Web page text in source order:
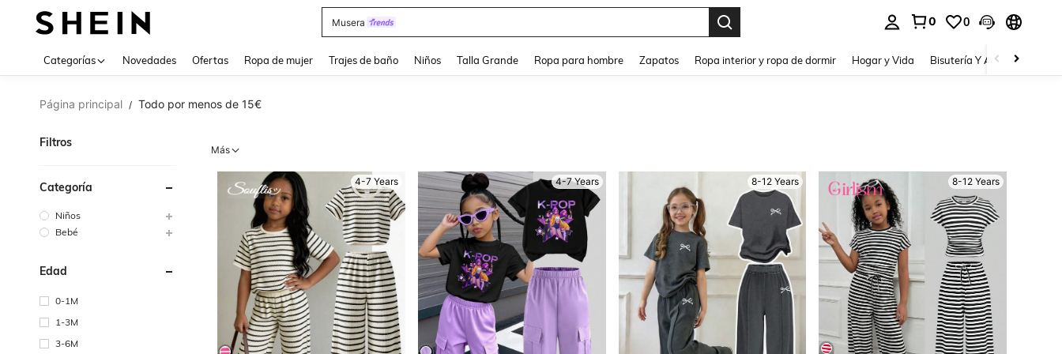
Vestidos Elegantes Para Fiesta De Gala 0 0
Categorías Novedades Ofertas Ropa de mujer Trajes de baño Niños Talla Grande Ropa para hombre Zapatos Ropa interior y ropa de dormir Hogar y Vida Bisutería Y Accesorios
Página principal / Todo por menos de 15€
Filtros
Categoría
Niños
Bebé
Edad
0-1M
1-3M
3-6M
Más
4-7 Years 4-7 Years 8-12 Years 8-12 Years